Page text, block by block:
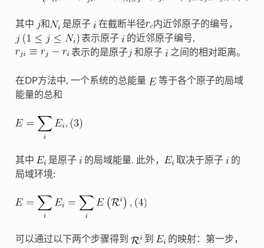
其中 和 是原子 在截断半径
内近邻原子的编号，
表示原子 的近邻原子编号,
表示的是原子 和原子 之间的相对距离。
在DP方法中, 一个系统的总能量
等于各个原子的局域
能量的总和
其中 是原子 的局域能量. 此外， 取决于原子
的
局域环境:
可以通过以下两个步骤得到 到
的映射：第一步，